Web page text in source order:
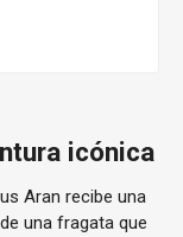
icónica
Aran recibe una
una fragata que